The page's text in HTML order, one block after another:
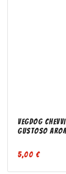
VEGDOG
gustoso
5,00 €